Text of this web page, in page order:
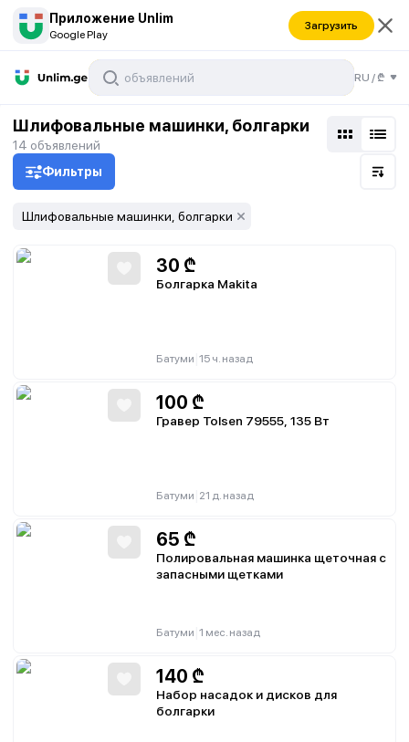
Приложение Unlim
Google Play
Загрузить
RU /₾
Шлифовальные машинки, болгарки
14 объявлений
Фильтры
Шлифовальные машинки, болгарки
30 ₾
Болгарка Makita
Батуми 15 ч. назад
100 ₾
Гравер Tolsen 79555, 135 Вт
Батуми 21 д. назад
65 ₾
Полировальная машинка щеточная с
запасными щетками
Батуми 1 мес. назад
140 ₾
Набор насадок и дисков для
болгарки